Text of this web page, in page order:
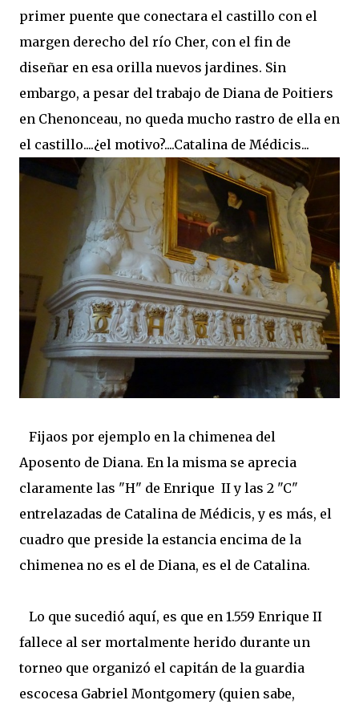
primer puente que conectara el castillo con el
margen derecho del río Cher, con el fin de
diseñar en esa orilla nuevos jardines. Sin
embargo, a pesar del trabajo de Diana de Poitiers
en Chenonceau, no queda mucho rastro de ella en
el castillo....¿el motivo?....Catalina de Médicis...
Fijaos por ejemplo en la chimenea del
Aposento de Diana. En la misma se aprecia
claramente las "H" de Enrique II y las 2 "C"
entrelazadas de Catalina de Médicis, y es más, el
cuadro que preside la estancia encima de la
chimenea no es el de Diana, es el de Catalina.
Lo que sucedió aquí, es que en 1.559 Enrique II
fallece al ser mortalmente herido durante un
torneo que organizó el capitán de la guardia
escocesa Gabriel Montgomery (quien sabe,